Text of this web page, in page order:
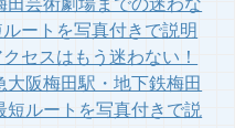
ートを写真付きで説明
セスはもう迷わない！
阪梅田駅・地下鉄梅田
短ルートを写真付きで説